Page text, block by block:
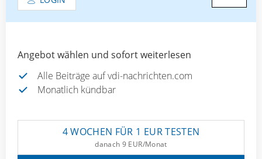
Angebot wählen und sofort weiterlesen
Alle Beiträge auf vdi-nachrichten.com
Monatlich kündbar
4 WOCHEN FÜR 1 EUR TESTEN
danach 9 EUR/Monat